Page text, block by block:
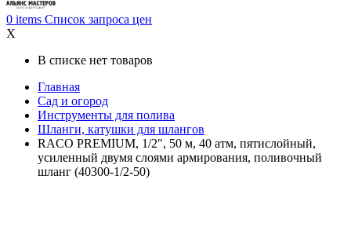
0 items Список запроса цен
X
В списке нет товаров
Главная
Сад и огород
Инструменты для полива
Шланги, катушки для шлангов
RACO PREMIUM, 1/2″, 50 м, 40 атм, пятислойный,
усиленный двумя слоями армирования, поливочный
шланг (40300-1/2-50)